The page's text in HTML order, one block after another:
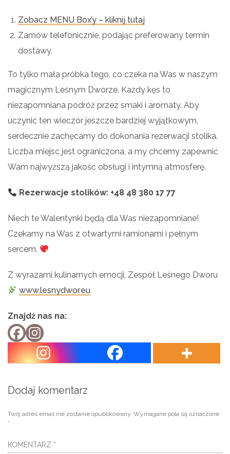
Zobacz MENU Box’y – kliknij tutaj
Zamów telefonicznie, podając preferowany termin
dostawy.
To tylko mała próbka tego, co czeka na Was w naszym
magicznym Leśnym Dworze. Każdy kęs to
niezapomniana podróż przez smaki i aromaty. Aby
uczynić ten wieczór jeszcze bardziej wyjątkowym,
serdecznie zachęcamy do dokonania rezerwacji stolika.
Liczba miejsc jest ograniczona, a my chcemy zapewnić
Wam najwyższą jakość obsługi i intymną atmosferę.
Rezerwacje stolików: +48 48 380 17 77
Niech te Walentynki będą dla Was niezapomniane!
Czekamy na Was z otwartymi ramionami i pełnym
sercem.
Z wyrazami kulinarnych emocji, Zespół Leśnego Dworu
www.lesnydwor.eu
Znajdź nas na:
Dodaj komentarz
Twój adres email nie zostanie opublikowany. Wymagane pola są oznaczone
*
KOMENTARZ *